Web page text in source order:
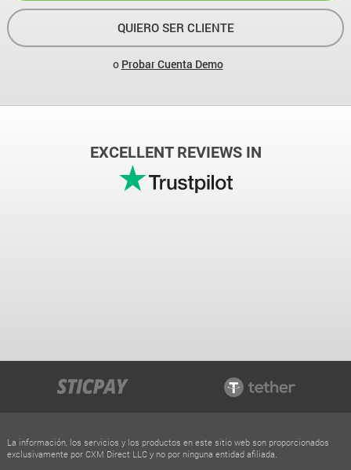
QUIERO SER CLIENTE
o Probar Cuenta Demo
EXCELLENT REVIEWS IN
La información, los servicios y los productos en este sitio web son proporcionados
exclusivamente por CXM Direct LLC y no por ninguna entidad afiliada.